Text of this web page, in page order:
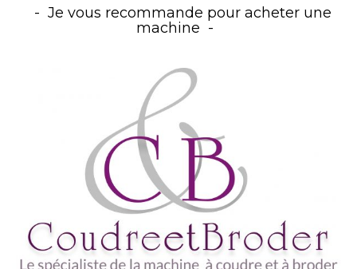
Je vous recommande pour acheter une
machine